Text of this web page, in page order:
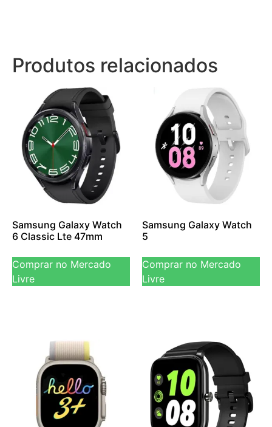
Produtos relacionados
Samsung Galaxy Watch
6 Classic Lte 47mm
Comprar no Mercado
Livre
Samsung Galaxy Watch
5
Comprar no Mercado
Livre